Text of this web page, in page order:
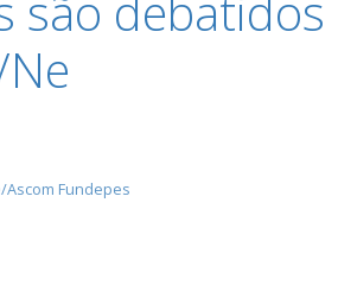
Ascom Fundepes